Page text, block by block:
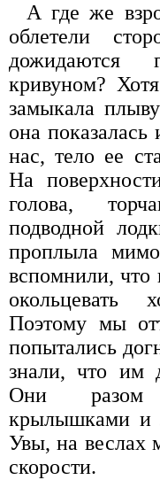
А где же
облетели
дожидаются
кривуном?
замыкала
она показалась
нас, тело ее
На
голова,
подводной
проплыла
вспомнили, что
окольцевать
Поэтому мы
попытались
знали, что им
Они разом
крылышками и
Увы, на веслах
скорости.